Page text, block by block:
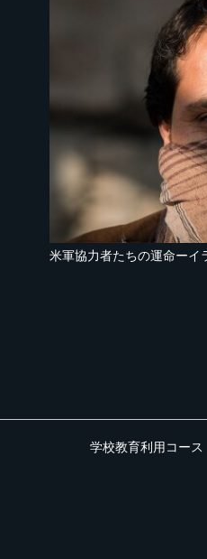
米軍協力者たちの運命ーイ
学校教育利用コース